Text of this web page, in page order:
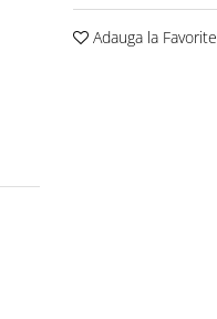
Adauga la Favorite